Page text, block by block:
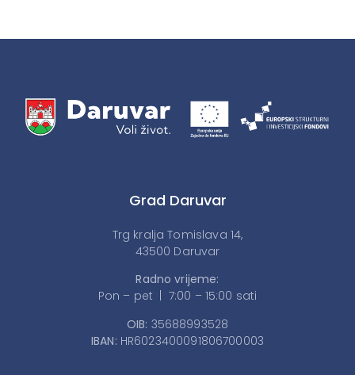
Grad Daruvar
Trg kralja Tomislava 14,
43500 Daruvar
Radno vrijeme:
Pon – pet | 7:00 – 15:00 sati
OIB: 35688993528
IBAN: HR6023400091806700003